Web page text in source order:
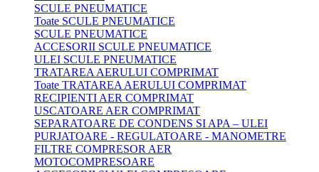
SCULE PNEUMATICE
Toate SCULE PNEUMATICE
SCULE PNEUMATICE
ACCESORII SCULE PNEUMATICE
ULEI SCULE PNEUMATICE
TRATAREA AERULUI COMPRIMAT
Toate TRATAREA AERULUI COMPRIMAT
RECIPIENTI AER COMPRIMAT
USCATOARE AER COMPRIMAT
SEPARATOARE DE CONDENS SI APA – ULEI
PURJATOARE - REGULATOARE - MANOMETRE
FILTRE COMPRESOR AER
MOTOCOMPRESOARE